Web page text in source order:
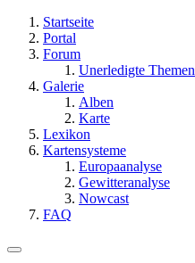
Startseite
Portal
Forum
Unerledigte Themen
Galerie
Alben
Karte
Lexikon
Kartensysteme
Europaanalyse
Gewitteranalyse
Nowcast
FAQ